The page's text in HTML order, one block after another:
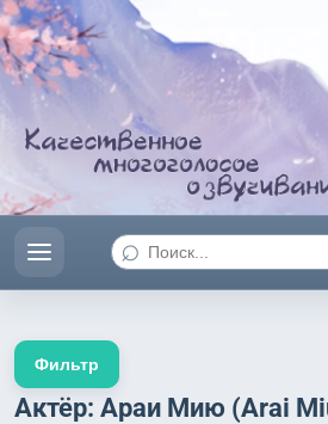
⌕
Актёр: Араи Мию (Arai
Фильтр